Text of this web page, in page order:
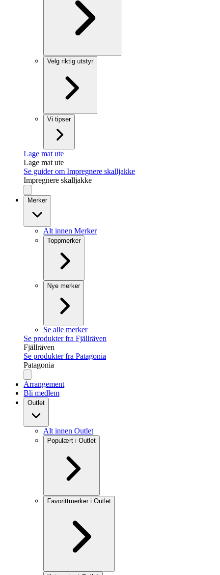
Velg riktig utstyr
Vi tipser
Lage mat ute
Lage mat ute
Se guider om Impregnere skalljakke
Impregnere skalljakke
Merker
Alt innen Merker
Toppmerker
Nye merker
Se alle merker
Se produkter fra Fjällräven
Fjällräven
Se produkter fra Patagonia
Patagonia
Arrangement
Bli medlem
Outlet
Alt innen Outlet
Populært i Outlet
Favorittmerker i Outlet